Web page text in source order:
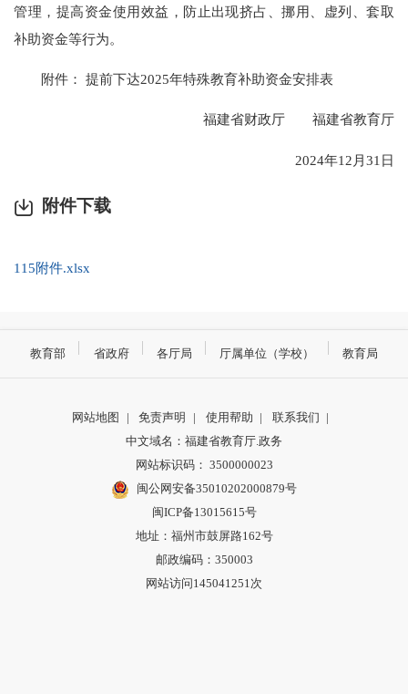
管理，提高资金使用效益，防止出现挤占、挪用、虚列、套取
补助资金等行为。
附件： 提前下达2025年特殊教育补助资金安排表
福建省财政厅 福建省教育厅
2024年12月31日
附件下载
115附件.xlsx
教育部 省政府 各厅局 厅属单位（学校） 教育局
网站地图 | 免责声明 | 使用帮助 | 联系我们 |
中文域名：福建省教育厅.政务
网站标识码： 3500000023
闽公网安备35010202000879号
闽ICP备13015615号
地址：福州市鼓屏路162号
邮政编码：350003
网站访问145041251次